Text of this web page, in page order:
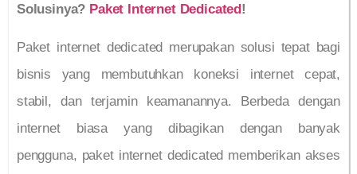
Solusinya? Paket Internet Dedicated!
Paket internet dedicated merupakan solusi tepat bagi
bisnis yang membutuhkan koneksi internet cepat,
stabil, dan terjamin keamanannya. Berbeda dengan
internet biasa yang dibagikan dengan banyak
pengguna, paket internet dedicated memberikan akses